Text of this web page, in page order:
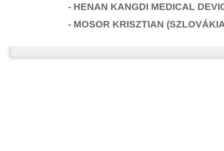
- HENAN KANGDI MEDICAL
- MOSOR KRISZTIAN